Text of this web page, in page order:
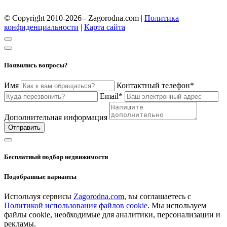
© Copyright 2010-2026 - Zagorodna.com | Политика
конфиденциальности | Карта сайта
Появились вопросы?
Имя
Контактный телефон*
Email*
Дополнительная информация
Отправить
Бесплатный подбор недвижимости
Подобранные варианты
Используя сервисы Zagorodna.com, вы соглашаетесь с
Политикой использования файлов cookie. Мы используем
файлы cookie, необходимые для аналитики, персонализации и
рекламы.